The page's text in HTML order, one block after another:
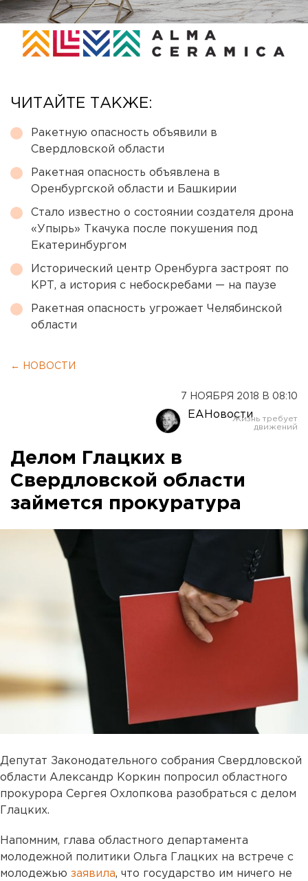
ЧИТАЙТЕ ТАКЖЕ:
Ракетную опасность объявили в
Свердловской области
Ракетная опасность объявлена в
Оренбургской области и Башкирии
Стало известно о состоянии создателя дрона
«Упырь» Ткачука после покушения под
Екатеринбургом
Исторический центр Оренбурга застроят по
КРТ, а история с небоскребами — на паузе
Ракетная опасность угрожает Челябинской
области
← НОВОСТИ
7 НОЯБРЯ 2018 В 08:10
ЕАНовости
Делом Глацких в
Свердловской области
займется прокуратура
Депутат Законодательного собрания Свердловской
области Александр Коркин попросил областного
прокурора Сергея Охлопкова разобраться с делом
Глацких.
Напомним, глава областного департамента
молодежной политики Ольга Глацких на встрече с
молодежью заявила, что государство им ничего не